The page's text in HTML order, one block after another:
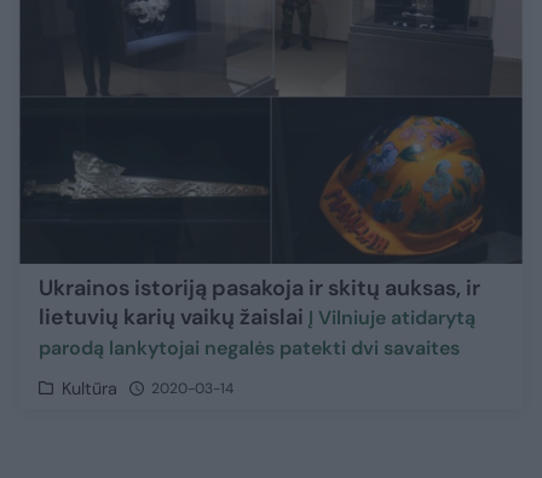
Ukrainos istoriją pasakoja ir skitų auksas, ir
lietuvių karių vaikų žaislai Į Vilniuje atidarytą
parodą lankytojai negalės patekti dvi savaites
Kultūra 2020-03-14